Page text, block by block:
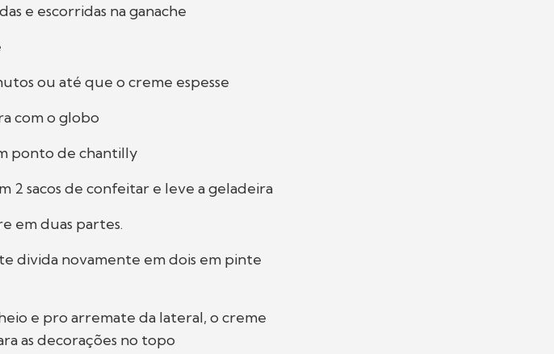
e escorridas na ganache
ou até que o creme espesse
com o globo
ponto de chantilly
2 sacos de confeitar e leve a geladeira
em duas partes.
divida novamente em dois em pinte
e pro arremate da lateral, o creme
as decorações no topo